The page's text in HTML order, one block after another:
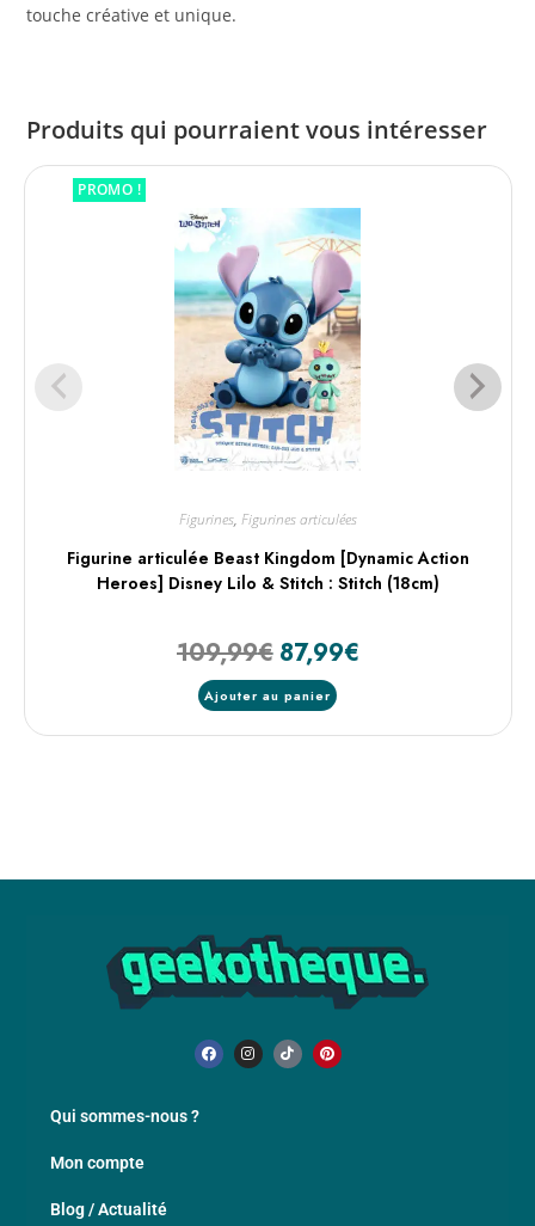
touche créative et unique.
Produits qui pourraient vous intéresser
PROMO !
Figurines, Figurines articulées
Figurine articulée Beast Kingdom [Dynamic Action
Heroes] Disney Lilo & Stitch : Stitch (18cm)
109,99€ 87,99€
Ajouter au panier
Qui sommes-nous ?
Mon compte
Blog / Actualité